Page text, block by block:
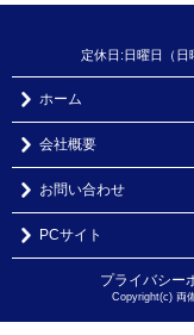
定休日:日曜日（日
ホーム
会社概要
お問い合わせ
PCサイト
プライバシー
Copyright(c) 両